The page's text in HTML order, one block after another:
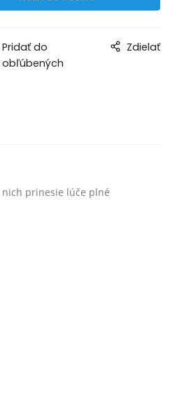
Pridať do
obľúbených
Zdielať
nich prinesie lúče plné